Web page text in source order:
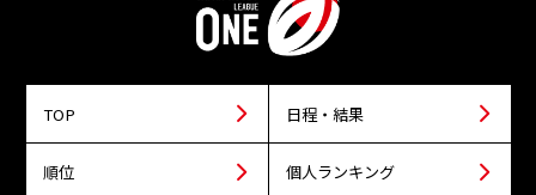
TOP 日程・結果
順位 個人ランキング